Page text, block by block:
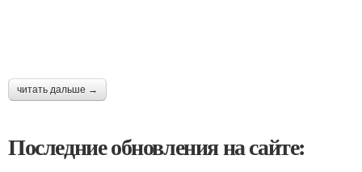
читать дальше →
Последние обновления на сайте: